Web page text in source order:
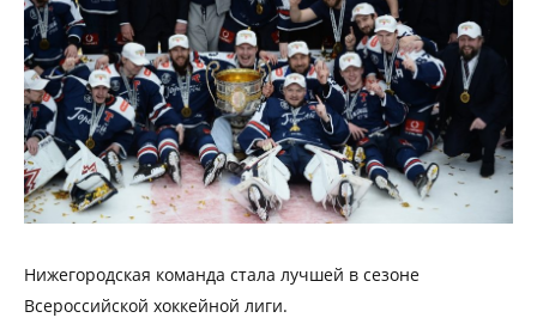
Нижегородская команда стала лучшей в сезоне
Всероссийской хоккейной лиги.